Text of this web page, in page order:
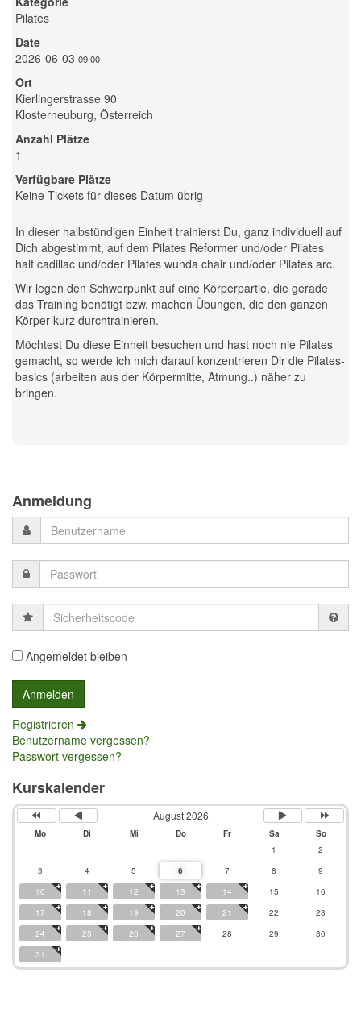
Pilates
Date
2026-06-03 09:00
Ort
Kierlingerstrasse 90
Klosterneuburg, Österreich
Anzahl Plätze
1
Verfügbare Plätze
Keine Tickets für dieses Datum übrig
In dieser halbstündigen Einheit trainierst Du, ganz individuell auf
Dich abgestimmt, auf dem Pilates Reformer und/oder Pilates
half cadillac und/oder Pilates wunda chair und/oder Pilates arc.
Wir legen den Schwerpunkt auf eine Körperpartie, die gerade
das Training benötigt bzw. machen Übungen, die den ganzen
Körper kurz durchtrainieren.
Möchtest Du diese Einheit besuchen und hast noch nie Pilates
gemacht, so werde ich mich darauf konzentrieren Dir die Pilates-
basics (arbeiten aus der Körpermitte, Atmung..) näher zu
bringen.
Anmeldung
Sicherheitscode
Angemeldet bleiben
Registrieren
Benutzername vergessen?
Passwort vergessen?
Kurskalender
August 2026
Mo Di Mi Do Fr Sa
So
1
2
3
4 5 6 7 8
9
10
11 12 13 14 15
16
17
18 19 20 21 22
23
24
25 26 27 28 29
30
31